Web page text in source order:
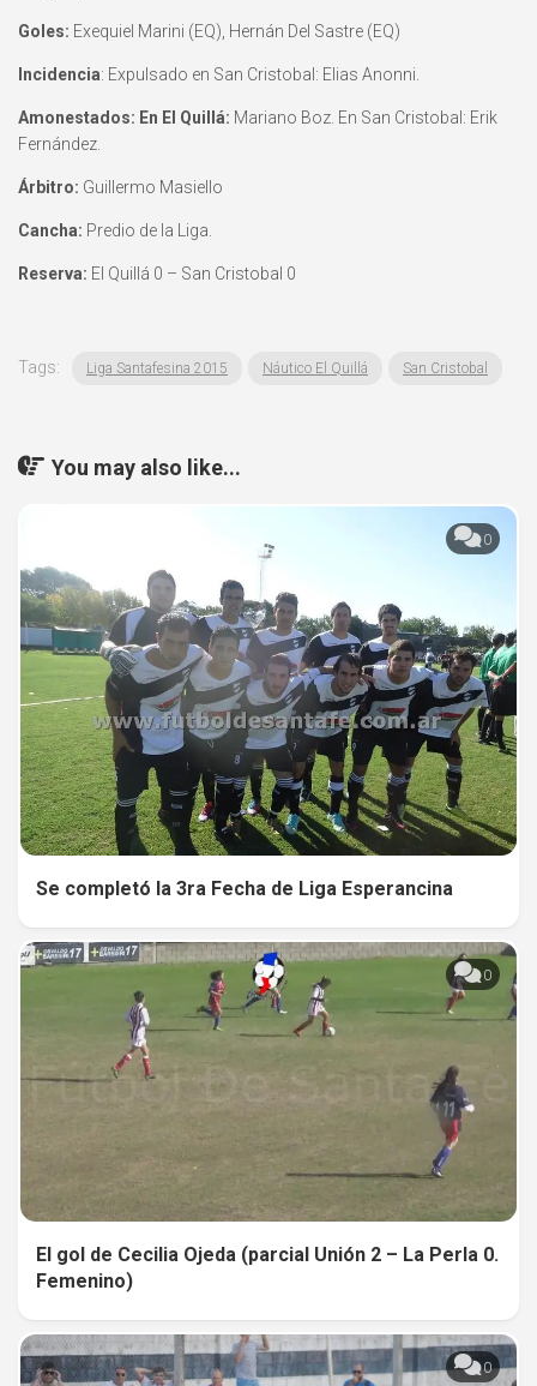
Goles: Exequiel Marini (EQ), Hernán Del Sastre (EQ)
Incidencia: Expulsado en San Cristobal: Elias Anonni.
Amonestados: En El Quillá: Mariano Boz. En San Cristobal: Erik
Fernández.
Árbitro: Guillermo Masiello
Cancha: Predio de la Liga.
Reserva: El Quillá 0 – San Cristobal 0
Tags: Liga Santafesina 2015 Náutico El Quillá San Cristobal
You may also like...
0
Se completó la 3ra Fecha de Liga Esperancina
0
El gol de Cecilia Ojeda (parcial Unión 2 – La Perla 0.
Femenino)
0